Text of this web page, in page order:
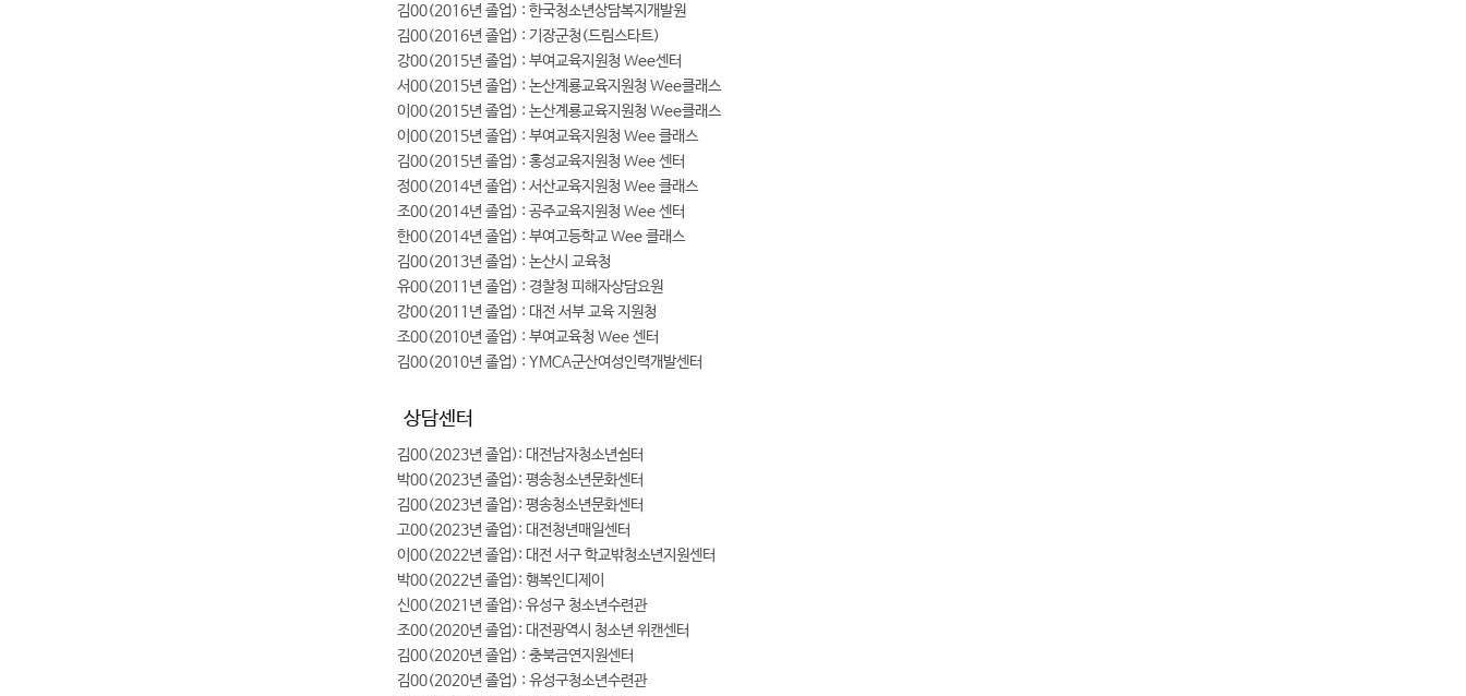
김00(2016년 졸업) : 한국청소년상담복지개발원
김00(2016년 졸업) : 기장군청(드림스타트)
강00(2015년 졸업) : 부여교육지원청 Wee센터
서00(2015년 졸업) : 논산계룡교육지원청 Wee클래스
이00(2015년 졸업) : 논산계룡교육지원청 Wee클래스
이00(2015년 졸업) : 부여교육지원청 Wee 클래스
김00(2015년 졸업) : 홍성교육지원청 Wee 센터
정00(2014년 졸업) : 서산교육지원청 Wee 클래스
조00(2014년 졸업) : 공주교육지원청 Wee 센터
한00(2014년 졸업) : 부여고등학교 Wee 클래스
김00(2013년 졸업) : 논산시 교육청
유00(2011년 졸업) : 경찰청 피해자상담요원
강00(2011년 졸업) : 대전 서부 교육 지원청
조00(2010년 졸업) : 부여교육청 Wee 센터
김00(2010년 졸업) : YMCA군산여성인력개발센터
상담센터
김00(2023년 졸업): 대전남자청소년쉼터
박00(2023년 졸업): 평송청소년문화센터
김00(2023년 졸업): 평송청소년문화센터
고00(2023년 졸업): 대전청년매일센터
이00(2022년 졸업): 대전 서구 학교밖청소년지원센터
박00(2022년 졸업): 행복인디제이
신00(2021년 졸업): 유성구 청소년수련관
조00(2020년 졸업): 대전광역시 청소년 위캔센터
김00(2020년 졸업) : 충북금연지원센터
김00(2020년 졸업) : 유성구청소년수련관